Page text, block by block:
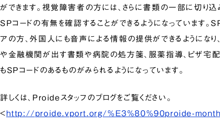
ができます。視覚障害者の方には、さらに書類の一部に切り込
SPコードの有無を確認することができるようになっています。
アの方、外国人にも音声による情報の提供ができるようになり
や金融機関が出す書類や病院の処方箋、服薬指導、ピザ宅配
もSPコードのあるものがみられるようになっています。
詳しくは、Proideスタッフのブログをご覧ください。
<http://proide.vport.org/%E3%80%90proide-